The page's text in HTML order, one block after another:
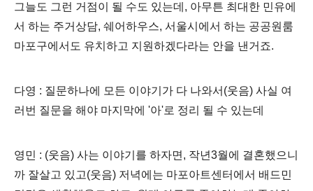
그늘도 그런 거점이 될 수도 있는데, 아무튼 최대한 민유에
서 하는 주거상담, 쉐어하우스, 서울시에서 하는 공공원룸
마포구에서도 유치하고 지원하겠다라는 안을 낸거죠.
다영 : 질문하나에 모든 이야기가 다 나와서(웃음) 사실 여
러번 질문을 해야 마지막에 '아'로 정리 될 수 있는데
영민 : (웃음) 사는 이야기를 하자면, 작년3월에 결혼했으니
까 잘살고 있고(웃음) 저녁에는 마포아트센터에서 배드민